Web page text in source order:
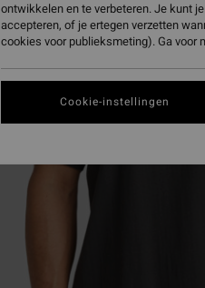
ontwikkelen en te verbeteren. Je kunt
accepteren, of je ertegen verzetten
cookies voor publieksmeting). Ga voor
Cookie-instellingen